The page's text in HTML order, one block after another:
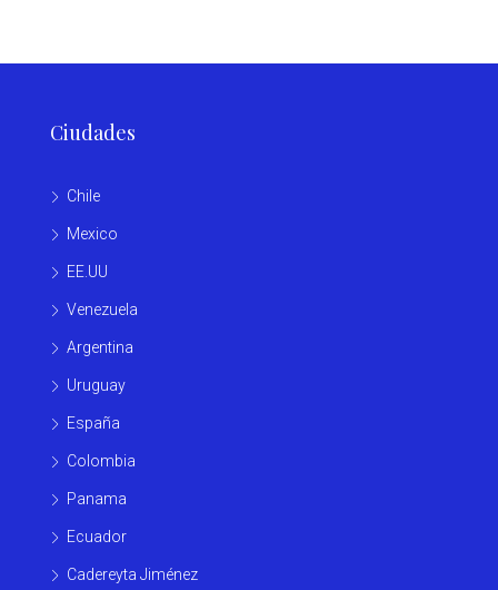
Ciudades
Chile
Mexico
EE.UU
Venezuela
Argentina
Uruguay
España
Colombia
Panama
Ecuador
Cadereyta Jiménez